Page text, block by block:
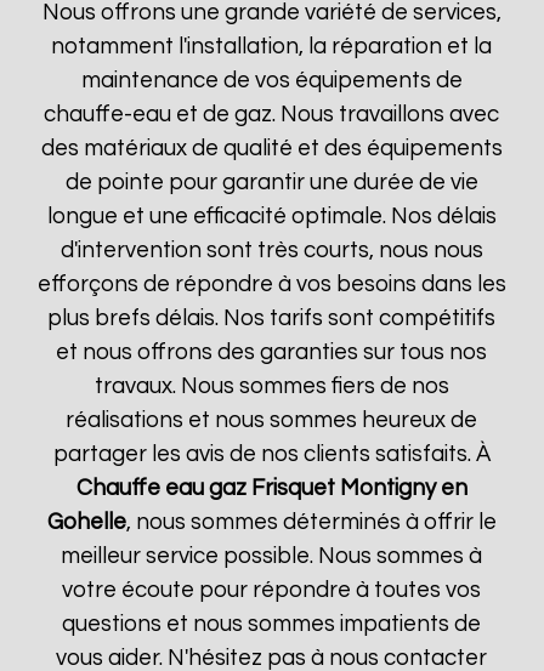
Nous offrons une grande variété de services,
notamment l'installation, la réparation et la
maintenance de vos équipements de
chauffe-eau et de gaz. Nous travaillons avec
des matériaux de qualité et des équipements
de pointe pour garantir une durée de vie
longue et une efficacité optimale. Nos délais
d'intervention sont très courts, nous nous
efforçons de répondre à vos besoins dans les
plus brefs délais. Nos tarifs sont compétitifs
et nous offrons des garanties sur tous nos
travaux. Nous sommes fiers de nos
réalisations et nous sommes heureux de
partager les avis de nos clients satisfaits. À
Chauffe eau gaz Frisquet Montigny en
Gohelle, nous sommes déterminés à offrir le
meilleur service possible. Nous sommes à
votre écoute pour répondre à toutes vos
questions et nous sommes impatients de
vous aider. N'hésitez pas à nous contacter